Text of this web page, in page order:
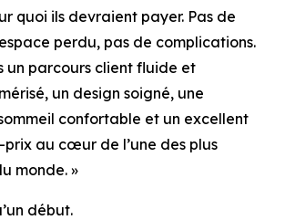
quoi ils devraient payer. Pas de
perdu, pas de complications.
un parcours client fluide et
un design soigné, une
confortable et un excellent
au cœur de l’une des plus
monde. »
début.